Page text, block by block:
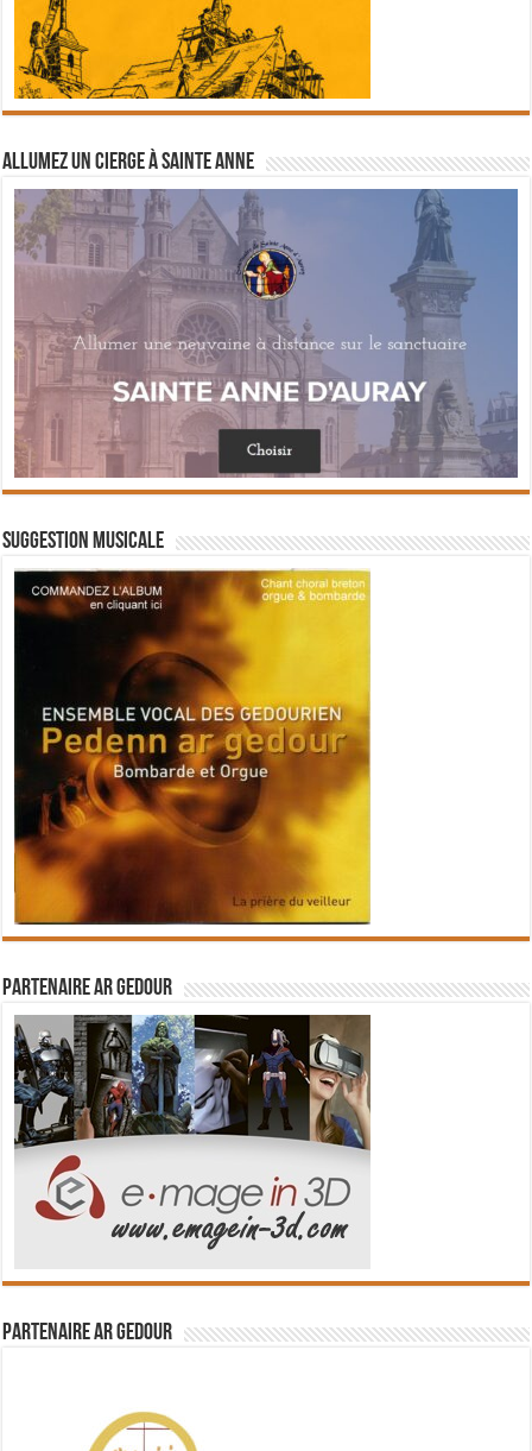
Allumez un cierge à Sainte Anne
Suggestion musicale
Partenaire Ar Gedour
Partenaire Ar Gedour